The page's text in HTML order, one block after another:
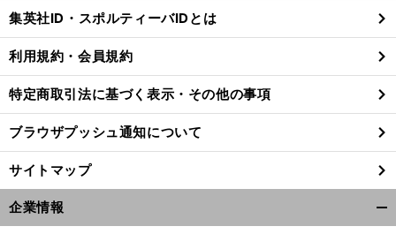
前
る
集英社ID・スポルティーバIDとは
利用規約・会員規約
特定商取引法に基づく表示・その他の事項
ブラウザプッシュ通知について
サイトマップ
企業情報